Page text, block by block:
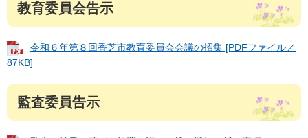
教育委員会告示
令和６年第８回香芝市教育委員会会議の招集 [PDFファイル／
87KB]
監査委員告示